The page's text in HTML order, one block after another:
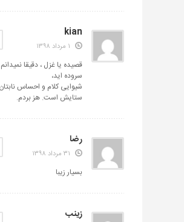
kian
قصیده یا غزل ، دقیقا
سروده اید،
شیوایی کلام و احساس
ستایش است. هز بردم.
رضا
بسیار زیبا
زینب